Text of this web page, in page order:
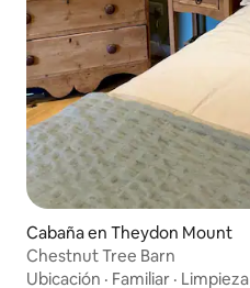
Cabaña en Theydon Mount
Chestnut Tree Barn
Ubicación · Familiar · Limpieza